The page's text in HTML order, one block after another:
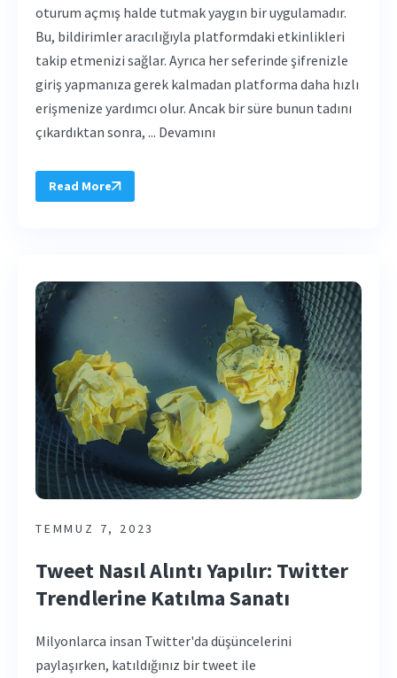
oturum açmış halde tutmak yaygın bir uygulamadır.
Bu, bildirimler aracılığıyla platformdaki etkinlikleri
takip etmenizi sağlar. Ayrıca her seferinde şifrenizle
giriş yapmanıza gerek kalmadan platforma daha hızlı
erişmenize yardımcı olur. Ancak bir süre bunun tadını
çıkardıktan sonra, ... Devamını
Read More
TEMMUZ 7, 2023
Tweet Nasıl Alıntı Yapılır: Twitter
Trendlerine Katılma Sanatı
Milyonlarca insan Twitter'da düşüncelerini
paylaşırken, katıldığınız bir tweet ile